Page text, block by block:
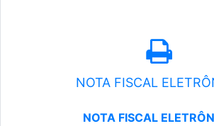
NOTA FISCAL
NOTA FISCAL